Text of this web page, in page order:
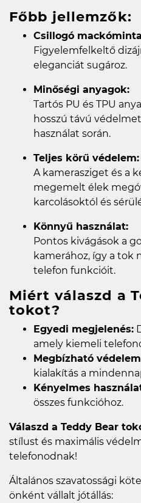
Főbb jellemzők:
Csillogó
Figyelemfelkeltő
eleganciát sugároz.
Minőségi anyagok:
Tartós PU és TPU
hosszú távú
használat során.
Teljes körű védelem:
A kamerasziget és a
megemelt élek
karcolásoktól és
Könnyű használat:
Pontos kivágások a
kamerához, így a tok
telefon funkcióit.
Miért válaszd a
tokot?
Egyedi megjelenés:
amely kiemeli
Megbízható
kialakítás a
Kényelmes
összes funkcióhoz.
Válaszd a Teddy Bear
stílust és maximális
telefonodnak!
Általános szavatossági
önként vállalt jótállás: